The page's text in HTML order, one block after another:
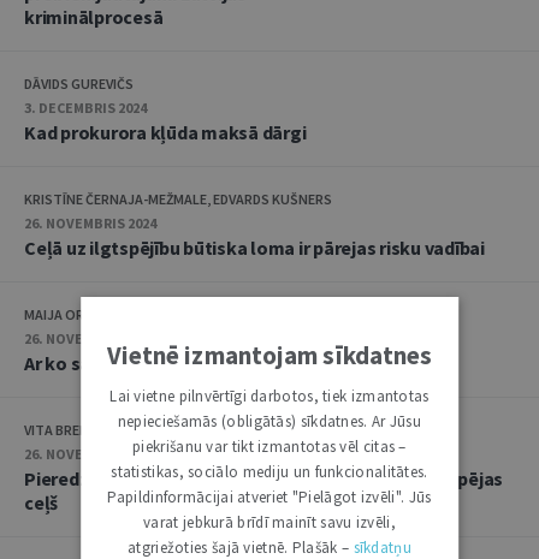
kriminālprocesā
DĀVIDS GUREVIČS
3. DECEMBRIS 2024
Kad prokurora kļūda maksā dārgi
KRISTĪNE ČERNAJA-MEŽMALE, EDVARDS KUŠNERS
26. NOVEMBRIS 2024
Ceļā uz ilgtspējību būtiska loma ir pārejas risku vadībai
MAIJA ORBIDĀNE
26. NOVEMBRIS 2024
Ar ko sākt ilgtspējas jomā: ieteikumi uzņēmumiem
VITA BREIDAKA
26. NOVEMBRIS 2024
Pieredzes stāsti: “Reitan Convenience Latvia” ilgtspējas
ceļš
Vietnē izmantojam sīkdatnes
Lai vietne pilnvērtīgi darbotos, tiek izmantotas
nepieciešamās (obligātās) sīkdatnes. Ar Jūsu
piekrišanu var tikt izmantotas vēl citas –
statistikas, sociālo mediju un funkcionalitātes.
Papildinformācijai atveriet "Pielāgot izvēli". Jūs
varat jebkurā brīdī mainīt savu izvēli,
atgriežoties šajā vietnē. Plašāk – sīkdatņu